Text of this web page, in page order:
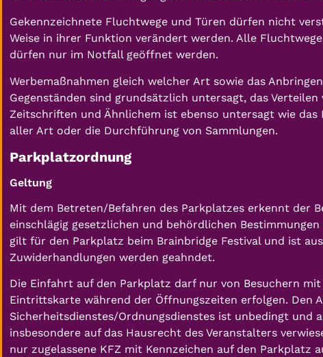
Gekennzeichnete Fluchtwege und Türen dürfen nicht
Weise in ihrer Funktion verändert werden. Alle
dürfen nur im Notfall geöffnet werden.
Werbemaßnahmen gleich welcher Art sowie das
Gegenständen sind grundsätzlich untersagt, das
Zeitschriften und Ähnlichem ist ebenso untersagt wie das
aller Art oder die Durchführung von Sammlungen.
Parkplatzordnung
Geltung
Mit dem Betreten/Befahren des Parkplatzes erkennt der
einschlägig gesetzlichen und behördlichen
gilt für den Parkplatz beim Brainbridge Festival und ist
Zuwiderhandlungen werden geahndet.
Die Einfahrt auf den Parkplatz darf nur von Besuchern
Eintrittskarte während der Öffnungszeiten erfolgen. Den
Sicherheitsdienstes/Ordnungsdienstes ist unbedingt und
insbesondere auf das Hausrecht des Veranstalters
nur zugelassene KFZ mit Kennzeichen auf den Parkplatz